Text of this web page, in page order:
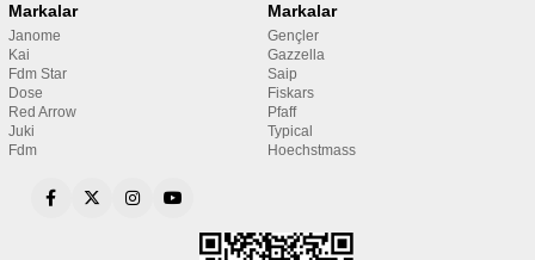
Markalar
Janome
Kai
Fdm Star
Dose
Red Arrow
Juki
Fdm
Markalar
Gençler
Gazzella
Saip
Fiskars
Pfaff
Typical
Hoechstmass